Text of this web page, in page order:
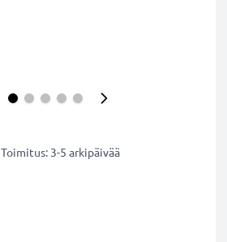
Toimitus: 3-5 arkipäivää